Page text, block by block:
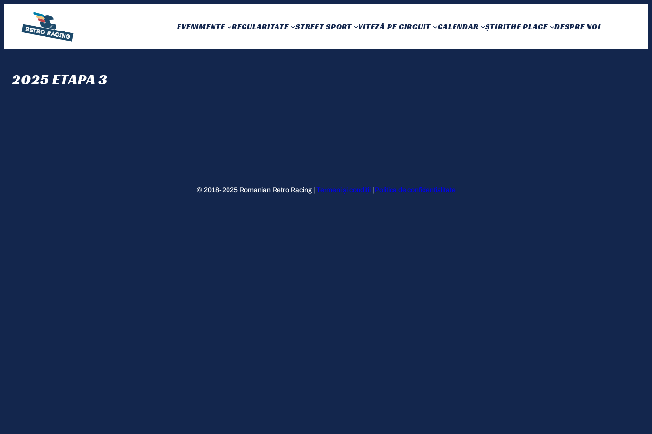
EVENIMENTE REGULARITATE STREET SPORT VITEZĂ PE CIRCUIT CALENDAR ȘTIRITHE PLACE DESPRE NOI
2025 ETAPA 3
© 2018-2025 Romanian Retro Racing | Termeni și condiții| Politica de confidențialitate